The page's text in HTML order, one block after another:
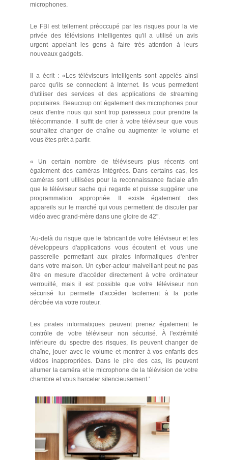
microphones.
Le FBI est tellement préoccupé par les risques pour la vie
privée des télévisions intelligentes qu'il a utilisé un avis
urgent appelant les gens à faire très attention à leurs
nouveaux gadgets.
Il a écrit : «Les téléviseurs intelligents sont appelés ainsi
parce qu'ils se connectent à Internet. Ils vous permettent
d'utiliser des services et des applications de streaming
populaires. Beaucoup ont également des microphones pour
ceux d'entre nous qui sont trop paresseux pour prendre la
télécommande. Il suffit de crier à votre téléviseur que vous
souhaitez changer de chaîne ou augmenter le volume et
vous êtes prêt à partir.
« Un certain nombre de téléviseurs plus récents ont
également des caméras intégrées. Dans certains cas, les
caméras sont utilisées pour la reconnaissance faciale afin
que le téléviseur sache qui regarde et puisse suggérer une
programmation appropriée. Il existe également des
appareils sur le marché qui vous permettent de discuter par
vidéo avec grand-mère dans une gloire de 42".
'Au-delà du risque que le fabricant de votre téléviseur et les
développeurs d'applications vous écoutent et vous une
passerelle permettant aux pirates informatiques d'entrer
dans votre maison. Un cyber-acteur malveillant peut ne pas
être en mesure d'accéder directement à votre ordinateur
verrouillé, mais il est possible que votre téléviseur non
sécurisé lui permette d'accéder facilement à la porte
dérobée via votre routeur.
Les pirates informatiques peuvent prenez également le
contrôle de votre téléviseur non sécurisé. À l'extrémité
inférieure du spectre des risques, ils peuvent changer de
chaîne, jouer avec le volume et montrer à vos enfants des
vidéos inappropriées. Dans le pire des cas, ils peuvent
allumer la caméra et le microphone de la télévision de votre
chambre et vous harceler silencieusement.'